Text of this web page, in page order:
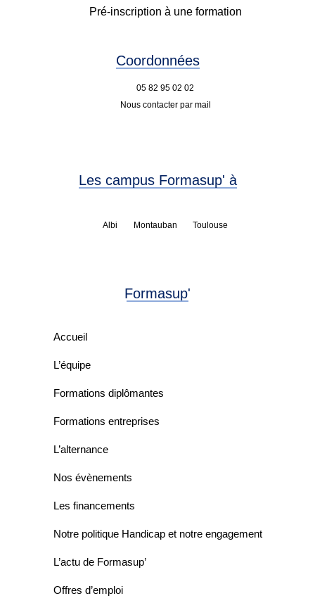
Formasup'
Accueil
L’équipe
Formations diplômantes
Formations entreprises
L’alternance
Nos évènements
Les financements
Notre politique Handicap et notre engagement
L’actu de Formasup’
Offres d’emploi
Pré-inscription à une formation
Coordonnées
05 82 95 02 02
Nous contacter par mail
Les campus Formasup' à
Albi Montauban Toulouse